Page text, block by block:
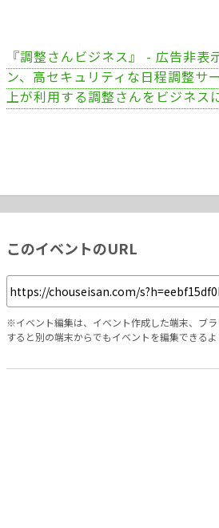
『調整さんビジネス』 - 広告非表
ン、高セキュリティな日程調整サ
上が利用する調整さんをビジネス
このイベントのURL
※イベント編集は、イベント作成した端末、ブ
すると別の端末からでもイベントを編集できるよ